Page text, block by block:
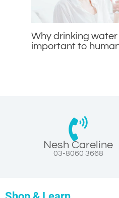
Why drinking water
important to
Nesh Careline
03-8060 3668